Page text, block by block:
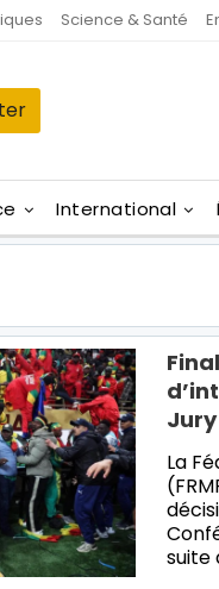
Science & Santé
International
La
suite